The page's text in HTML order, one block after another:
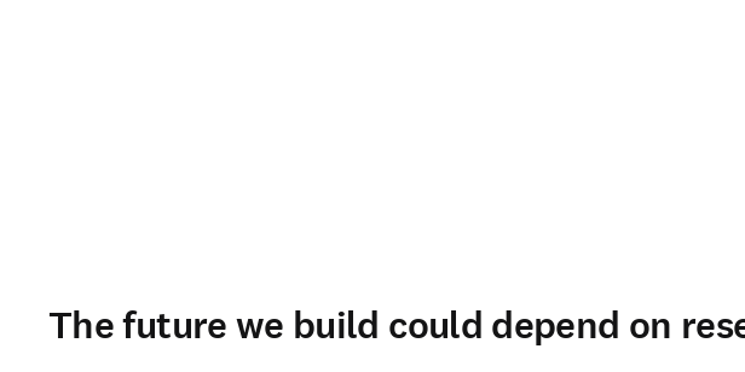
The future we build could depend on